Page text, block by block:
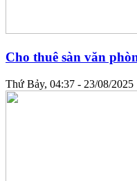
Cho thuê sàn văn
Thứ Bảy, 04:37 - 23/08/2025